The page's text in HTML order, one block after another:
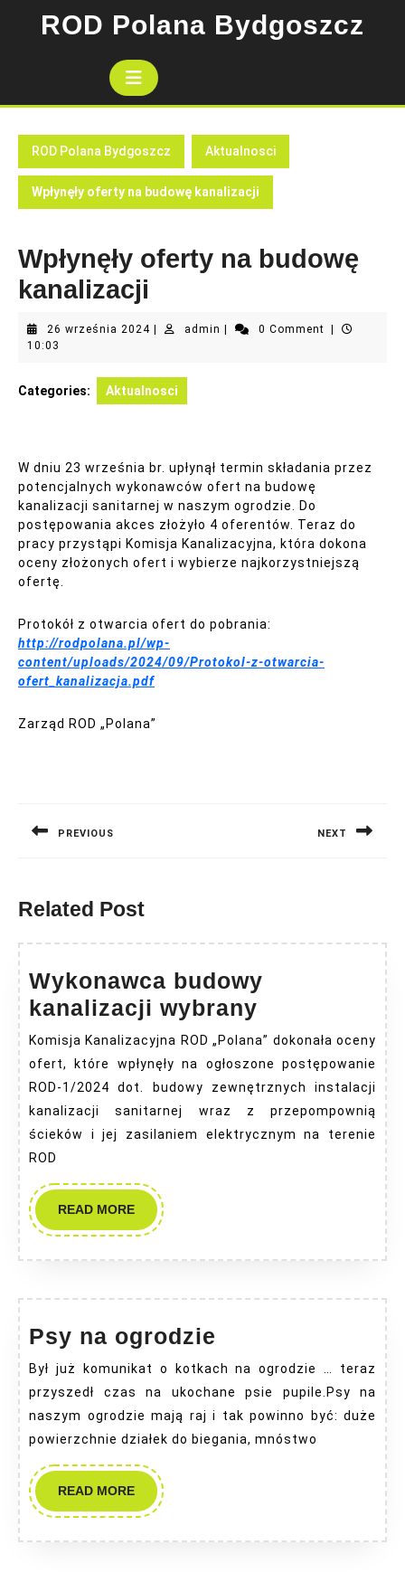
ROD Polana Bydgoszcz
Open
ROD Polana Bydgoszcz Aktualnosci
Wpłynęły oferty na budowę kanalizacji
Wpłynęły oferty na budowę
kanalizacji
26 września 202426
admin admin 0 Comment
10:03
Categories: Aktualnosci
W dniu 23 września br. upłynął termin składania przez
potencjalnych wykonawców ofert na budowę
kanalizacji sanitarnej w naszym ogrodzie. Do
postępowania akces złożyło 4 oferentów. Teraz do
pracy przystąpi Komisja Kanalizacyjna, która dokona
oceny złożonych ofert i wybierze najkorzystniejszą
ofertę.
Protokół z otwarcia ofert do pobrania:
http://rodpolana.pl/wp-
content/uploads/2024/09/Protokol-z-otwarcia-
ofert_kanalizacja.pdf
Zarząd ROD „Polana”
PREVIOUS NEXT
Related Post
Wykonawca budowy
kanalizacji wybrany Wykonawca
budowy
kanalizacji
wybrany
Komisja Kanalizacyjna ROD „Polana” dokonała oceny
ofert, które wpłynęły na ogłoszone postępowanie
ROD-1/2024 dot. budowy zewnętrznych instalacji
kanalizacji sanitarnej wraz z przepompownią
ścieków i jej zasilaniem elektrycznym na terenie
ROD
READ MOREREAD
MORE
Psy na ogrodzie
na
ogrodzie
Był już komunikat o kotkach na ogrodzie … teraz
przyszedł czas na ukochane psie pupile.Psy na
naszym ogrodzie mają raj i tak powinno być: duże
powierzchnie działek do biegania, mnóstwo
READ MOREREAD
MORE